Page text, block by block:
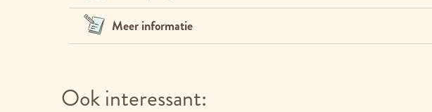
Meer informatie
Ook interessant: